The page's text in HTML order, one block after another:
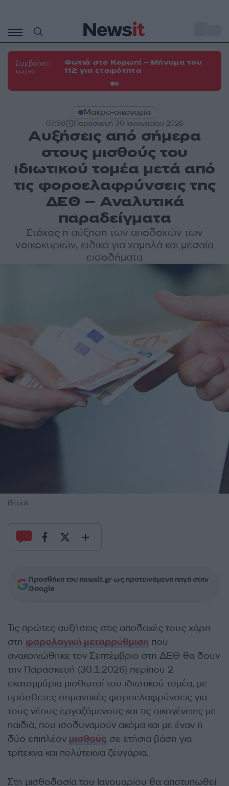
περιεχόμενο
Συμβαίνει
τώρα:
Φωτιά στο Κορωπί – Μήνυμα του
112 για ετοιμότητα
Μακρο-οικονομία
07:56 Παρασκευή 30 Ιανουαρίου 2026
Αυξήσεις από σήμερα
στους μισθούς του
ιδιωτικού τομέα μετά από
τις φοροελαφρύνσεις της
ΔΕΘ – Αναλυτικά
παραδείγματα
Στόχος η αύξηση των αποδοχών των
νοικοκυριών, ειδικά για χαμηλά και μεσαία
εισοδήματα
iStock
Προσθήκη του newsit.gr ως προτεινόμενη πηγή στην
Google
Τις πρώτες αυξήσεις στις αποδοχές τους χάρη
στη φορολογική μεταρρύθμιση που
ανακοινώθηκε τον Σεπτέμβριο στη ΔΕΘ θα δουν
την Παρασκευή (30.1.2026) περίπου 2
εκατομμύρια μισθωτοί του ιδιωτικού τομέα, με
πρόσθετες σημαντικές φοροελαφρύνσεις για
τους νέους εργαζόμενους και τις οικογένειες με
παιδιά, που ισοδυναμούν ακόμα και με έναν ή
δύο επιπλέον μισθούς σε ετήσια βάση για
τρίτεκνα και πολύτεκνα ζευγάρια.
Στη μισθοδοσία του Ιανουαρίου θα αποτυπωθεί